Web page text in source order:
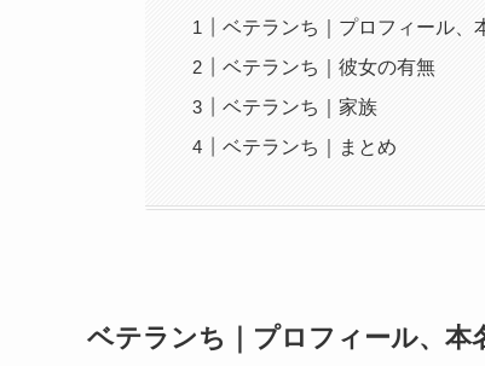
ベテランち｜プロフィール、
ベテランち｜彼女の有無
ベテランち｜家族
ベテランち｜まとめ
ベテランち｜プロフィール、本